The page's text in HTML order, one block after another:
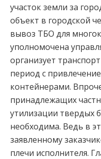
участок земли за
объект в городской
вывоз ТБО для
уполномочена
организует
период с
контейнерами.
принадлежащих
утилизации твердых
необходима. Ведь в
заявленному
плечи исполнителя.